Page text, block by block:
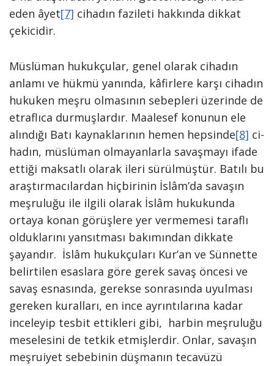
eden âyet[7] cihadın fazileti hakkında dikkat
çekicidir.
Müslüman hukukçular, genel olarak cihadın
anlamı ve hükmü yanında, kâfir­lere karşı cihadın
hukuken meşru olma­sının sebepleri üzerinde de
etraflıca dur­muşlardır. Maalesef konunun ele
alındığı Batı kay­naklarının hemen hepsinde[8] ci­
hadın, müslüman olmayanlarla sa­vaşmayı ifade
ettiği maksatlı olarak ileri sürülmüştür. Batılı bu
araş­tırmacılardan hiçbirinin İslâm’da sava­şın
meşruluğu ile ilgili olarak İslâm hukukunda
ortaya konan görüş­lere yer vermemesi taraflı
olduklarını yansıtması bakımından dikkate
şayandır. İslâm hukukçuları Kur’an ve Sünnette
belirtilen esaslara göre gerek savaş öncesi ve
savaş esnasında, gerek­se sonrasında uyulması
gereken kural­ları, en ince ayrıntılarına kadar
ince­leyip tesbit ettikleri gibi, har­bin meşruluğu
meselesini de tetkik etmişlerdir. Onlar, sava­şın
meşruiyet sebebinin düşmanın tecavüzü